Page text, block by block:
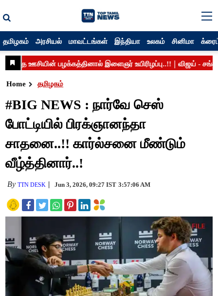
தமிழகம் அரசியல் மாவட்டங்கள் இந்தியா உலகம் சினிமா
Home தமிழகம்
#BIG NEWS : நார்வே செஸ்
போட்டியில் பிரக்ஞானந்தா
சாதனை..!! கார்ல்சனை மீண்டும்
வீழ்த்தினார்..!
ByTTN DESK Jun 3, 2026, 09:27 IST 3:57:06 AM